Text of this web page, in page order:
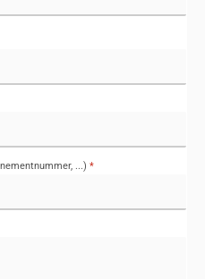
...) *